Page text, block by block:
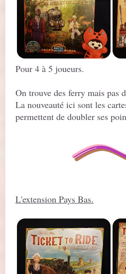
Pour 4 à 5 joueurs.
On trouve des ferry mais pas
La nouveauté ici sont les
permettent de doubler ses
L'extension Pays Bas.